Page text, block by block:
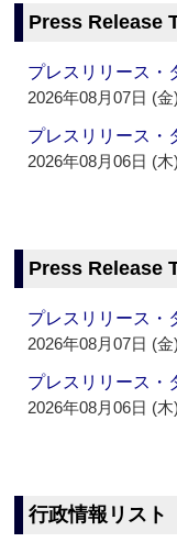
Press Release
プレスリリース
2026年08月07日 (金)
プレスリリース
2026年08月06日 (木)
Press Release
プレスリリース
2026年08月07日 (金)
プレスリリース
2026年08月06日 (木)
行政情報リスト